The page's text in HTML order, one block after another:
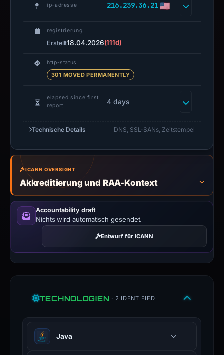
ip-adresse 216.239.36.21
registrierung
Erstellt18.04.2026(111d)
http-status
301 MOVED PERMANENTLY
elapsed since first
report
4 days
Technische Details DNS, SSL-SANs, Zeitstempel
ICANN OVERSIGHT
Akkreditierung und RAA-Kontext
Accountability draft
Nichts wird automatisch gesendet.
Entwurf für ICANN
TECHNOLOGIEN · 2 IDENTIFIED
Java